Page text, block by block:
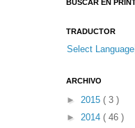
BUSCAR EN
TRADUCTOR
Select Language
ARCHIVO
► 2015 ( 3 )
► 2014 ( 46 )